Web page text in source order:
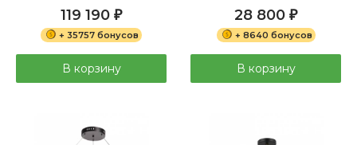
119 190 ₽
+ 35757 бонусов
В корзину
28 800 ₽
+ 8640 бонусов
В корзину